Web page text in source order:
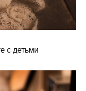
с детьми